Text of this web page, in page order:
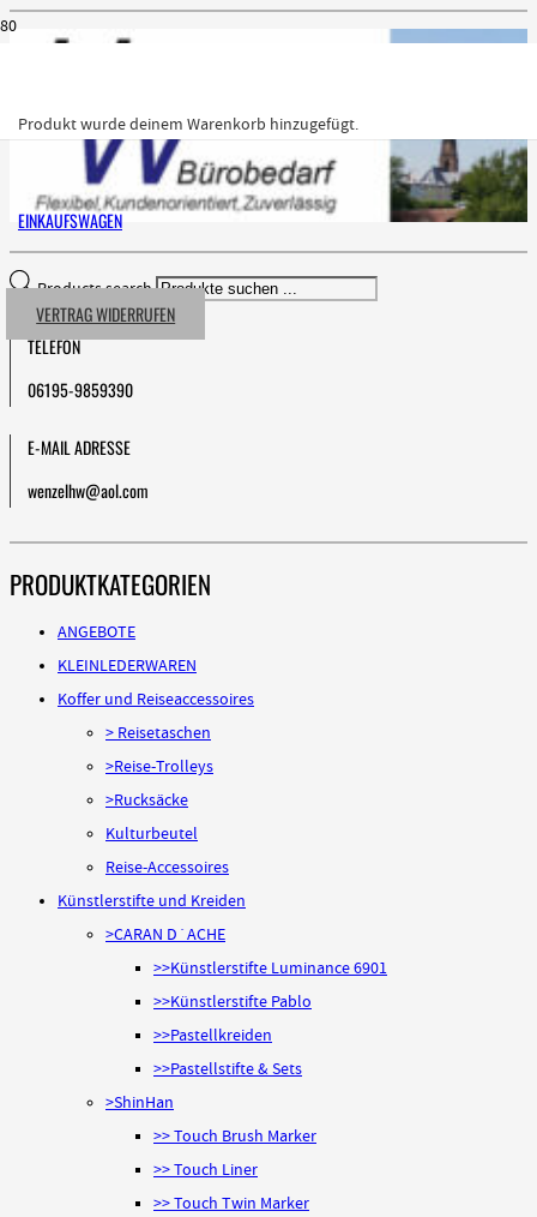
Produktwurde deinem Warenkorb hinzugefügt.
EINKAUFSWAGEN
VERTRAG WIDERRUFEN
Products search
TELEFON
06195-9859390
E-MAIL ADRESSE
wenzelhw@aol.com
PRODUKTKATEGORIEN
ANGEBOTE
KLEINLEDERWAREN
Koffer und Reiseaccessoires
> Reisetaschen
>Reise-Trolleys
>Rucksäcke
Kulturbeutel
Reise-Accessoires
Künstlerstifte und Kreiden
>CARAN D´ACHE
>>Künstlerstifte Luminance 6901
>>Künstlerstifte Pablo
>>Pastellkreiden
>>Pastellstifte & Sets
>ShinHan
>> Touch Brush Marker
>> Touch Liner
>> Touch Twin Marker